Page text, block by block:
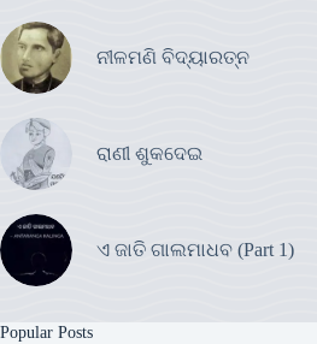
ନୀଳମଣି ବିଦ୍ୟାରତ୍ନ
ରାଣୀ ଶୁକଦେଇ
ଏ ଜାତି ଗାଲମାଧବ (Part 1)
Popular Posts